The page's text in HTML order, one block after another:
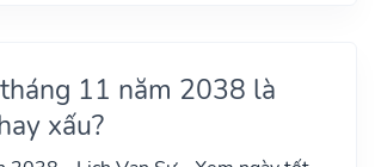
11 năm 2038 là
xấu?